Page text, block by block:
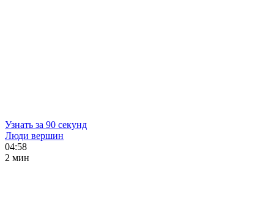
Узнать за 90 секунд
Люди вершин
04:58
2 мин